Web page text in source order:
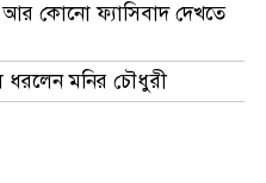
কোনো ফ্যাসিবাদ দেখতে
ধরলেন মনির চৌধুরী